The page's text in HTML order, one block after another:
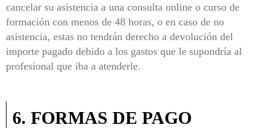
cancelar su asistencia a una consulta online o curso de
formación con menos de 48 horas, o en caso de no
asistencia, estas no tendrán derecho a devolución del
importe pagado debido a los gastos que le supondría al
profesional que iba a atenderle.
6. FORMAS DE PAGO